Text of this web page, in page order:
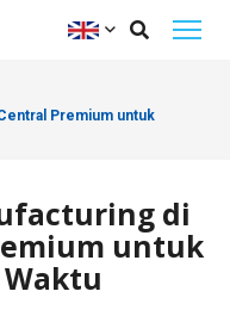
Premium untuk
di
untuk